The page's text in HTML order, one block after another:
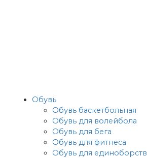
Обувь
Обувь баскетбольная
Обувь для волейбола
Обувь для бега
Обувь для фитнеса
Обувь для единоборств